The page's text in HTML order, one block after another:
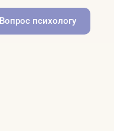
Вопрос психологу